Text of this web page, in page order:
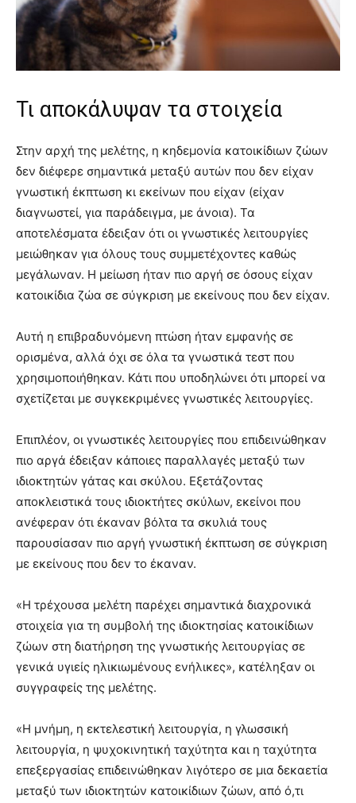
Τι αποκάλυψαν τα στοιχεία
Στην αρχή της μελέτης, η κηδεμονία κατοικίδιων ζώων
δεν διέφερε σημαντικά μεταξύ αυτών που δεν είχαν
γνωστική έκπτωση κι εκείνων που είχαν (είχαν
διαγνωστεί, για παράδειγμα, με άνοια). Τα
αποτελέσματα έδειξαν ότι οι γνωστικές λειτουργίες
μειώθηκαν για όλους τους συμμετέχοντες καθώς
μεγάλωναν. Η μείωση ήταν πιο αργή σε όσους είχαν
κατοικίδια ζώα σε σύγκριση με εκείνους που δεν είχαν.
Αυτή η επιβραδυνόμενη πτώση ήταν εμφανής σε
ορισμένα, αλλά όχι σε όλα τα γνωστικά τεστ που
χρησιμοποιήθηκαν. Κάτι που υποδηλώνει ότι μπορεί να
σχετίζεται με συγκεκριμένες γνωστικές λειτουργίες.
Επιπλέον, οι γνωστικές λειτουργίες που επιδεινώθηκαν
πιο αργά έδειξαν κάποιες παραλλαγές μεταξύ των
ιδιοκτητών γάτας και σκύλου. Εξετάζοντας
αποκλειστικά τους ιδιοκτήτες σκύλων, εκείνοι που
ανέφεραν ότι έκαναν βόλτα τα σκυλιά τους
παρουσίασαν πιο αργή γνωστική έκπτωση σε σύγκριση
με εκείνους που δεν το έκαναν.
«Η τρέχουσα μελέτη παρέχει σημαντικά διαχρονικά
στοιχεία για τη συμβολή της ιδιοκτησίας κατοικίδιων
ζώων στη διατήρηση της γνωστικής λειτουργίας σε
γενικά υγιείς ηλικιωμένους ενήλικες», κατέληξαν οι
συγγραφείς της μελέτης.
«Η μνήμη, η εκτελεστική λειτουργία, η γλωσσική
λειτουργία, η ψυχοκινητική ταχύτητα και η ταχύτητα
επεξεργασίας επιδεινώθηκαν λιγότερο σε μια δεκαετία
μεταξύ των ιδιοκτητών κατοικίδιων ζώων, από ό,τι